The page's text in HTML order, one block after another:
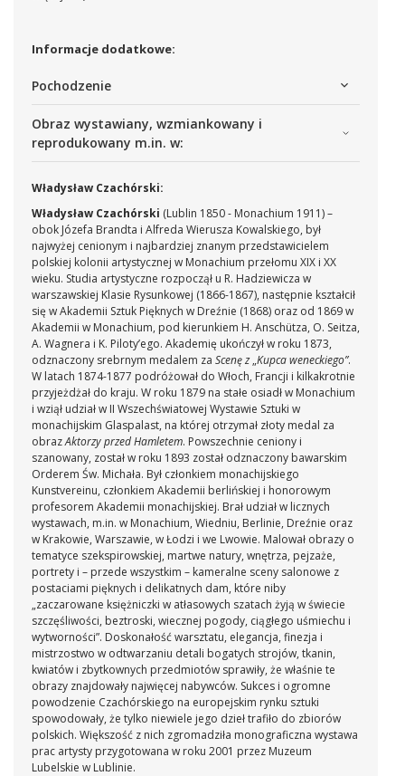
Informacje dodatkowe:
Pochodzenie
Obraz wystawiany, wzmiankowany i
reprodukowany m.in. w:
Władysław Czachórski:
Władysław Czachórski (Lublin 1850 - Monachium 1911) –
obok Józefa Brandta i Alfreda Wierusza Kowalskiego, był
najwyżej cenionym i najbardziej znanym przedstawicielem
polskiej kolonii artystycznej w Monachium przełomu XIX i XX
wieku. Studia artystyczne rozpoczął u R. Hadziewicza w
warszawskiej Klasie Rysunkowej (1866-1867), następnie kształcił
się w Akademii Sztuk Pięknych w Dreźnie (1868) oraz od 1869 w
Akademii w Monachium, pod kierunkiem H. Anschütza, O. Seitza,
A. Wagnera i K. Piloty’ego. Akademię ukończył w roku 1873,
odznaczony srebrnym medalem za Scenę z„Kupca weneckiego”.
W latach 1874-1877 podróżował do Włoch, Francji i kilkakrotnie
przyjeżdżał do kraju. W roku 1879 na stałe osiadł w Monachium
i wziął udział w II Wszechświatowej Wystawie Sztuki w
monachijskim Glaspalast, na której otrzymał złoty medal za
obrazAktorzy przed Hamletem. Powszechnie ceniony i
szanowany, został w roku 1893 został odznaczony bawarskim
Orderem Św. Michała. Był członkiem monachijskiego
Kunstvereinu, członkiem Akademii berlińskiej i honorowym
profesorem Akademii monachijskiej. Brał udział w licznych
wystawach, m.in. w Monachium, Wiedniu, Berlinie, Dreźnie oraz
w Krakowie, Warszawie, w Łodzi i we Lwowie. Malował obrazy o
tematyce szekspirowskiej, martwe natury, wnętrza, pejzaże,
portrety i – przede wszystkim – kameralne sceny salonowe z
postaciami pięknych i delikatnych dam, które niby
„zaczarowane księżniczki w atłasowych szatach żyją w świecie
szczęśliwości, beztroski, wiecznej pogody, ciągłego uśmiechu i
wytworności”. Doskonałość warsztatu, elegancja, finezja i
mistrzostwo w odtwarzaniu detali bogatych strojów, tkanin,
kwiatów i zbytkownych przedmiotów sprawiły, że właśnie te
obrazy znajdowały najwięcej nabywców. Sukces i ogromne
powodzenie Czachórskiego na europejskim rynku sztuki
spowodowały, że tylko niewiele jego dzieł trafiło do zbiorów
polskich. Większość z nich zgromadziła monograficzna wystawa
prac artysty przygotowana w roku 2001 przez Muzeum
Lubelskie w Lublinie.